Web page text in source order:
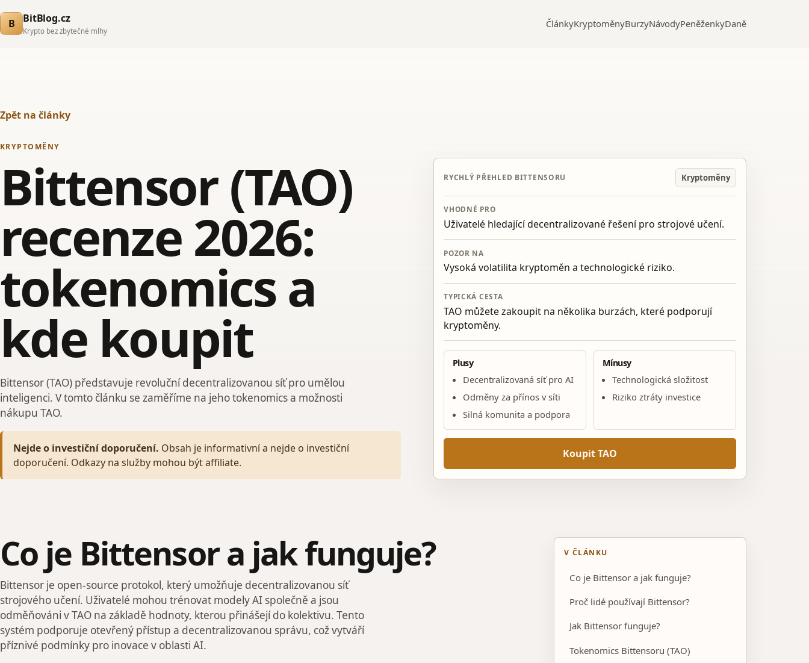
B BitBlog.cz
Krypto bez zbytečné mlhy
ČlánkyKryptoměnyBurzyNávodyPeněženkyDaně
Zpět na články
KRYPTOMĚNY
Bittensor (TAO)
recenze 2026:
tokenomics a
kde koupit
Bittensor (TAO) představuje revoluční decentralizovanou síť pro umělou
inteligenci. V tomto článku se zaměříme na jeho tokenomics a možnosti
nákupu TAO.
Nejde o investiční doporučení. Obsah je informativní a nejde o investiční
doporučení. Odkazy na služby mohou být affiliate.
RYCHLÝ PŘEHLED BITTENSORU Kryptoměny
VHODNÉ PRO
Uživatelé hledající decentralizované řešení pro strojové učení.
POZOR NA
Vysoká volatilita kryptoměn a technologické riziko.
TYPICKÁ CESTA
TAO můžete zakoupit na několika burzách, které podporují
kryptoměny.
Plusy
Decentralizovaná síť pro AI
Odměny za přínos v síti
Silná komunita a podpora
Mínusy
Technologická složitost
Riziko ztráty investice
Koupit TAO
Co je Bittensor a jak funguje?
Bittensor je open-source protokol, který umožňuje decentralizovanou síť
strojového učení. Uživatelé mohou trénovat modely AI společně a jsou
odměňováni v TAO na základě hodnoty, kterou přinášejí do kolektivu. Tento
systém podporuje otevřený přístup a decentralizovanou správu, což vytváří
příznivé podmínky pro inovace v oblasti AI.
V ČLÁNKU
Co je Bittensor a jak funguje?
Proč lidé používají Bittensor?
Jak Bittensor funguje?
Tokenomics Bittensoru (TAO)